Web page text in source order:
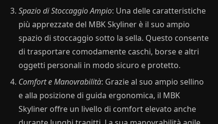
Spazio di Stoccaggio Ampio: Una delle caratteristiche
più apprezzate del MBK Skyliner è il suo ampio
spazio di stoccaggio sotto la sella. Questo consente
di trasportare comodamente caschi, borse e altri
oggetti personali in modo sicuro e protetto.
Comfort e Manovrabilità: Grazie al suo ampio sellino
e alla posizione di guida ergonomica, il MBK
Skyliner offre un livello di comfort elevato anche